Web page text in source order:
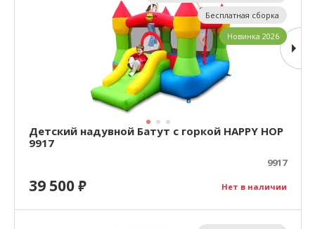
Детский надувной Батут с горкой HAPPY HOP
9917
9917
Нет в наличии
39 500₽
Бесплатная сборка
Новинка 2026